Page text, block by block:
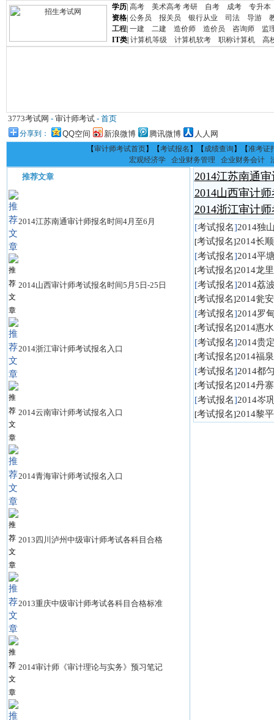
学历 高考 美术高考 考研 自考 成考
专升本
资格 公务员 报关员 银行从业 司法 导游
工程 一建 二建 造价师 造价员 咨询师
监
IT类 计算机等级 计算机软考 职称计算机 高
3773考试网 - 审计师考试 - 首页
分享到： QQ空间 新浪微博 腾讯微博 人人网
【审计师考试首页】【考试报名 】【 成绩查询 】【准考证
宏观经济学
企业财务管理 企业财务会计
推荐文章
2014江苏南通审计师报名时间4月至6月
2014山西审计师考试报名时间5月5日-25日
2014浙江审计师考试报名入口
2014云南审计师考试报名入口
2014青海审计师考试报名入口
2013四川泸州中级审计师考试各科目合格
2013重庆中级审计师考试各科目合格标准
2014审计师《审计理论与实务》预习笔记
2014江苏南通
2014山西审计
2014浙江审计
[考试报名]2014独
[考试报名]2014长
[考试报名]2014平
[考试报名]2014龙
[考试报名]2014荔
[考试报名]2014瓮
[考试报名]2014罗
[考试报名]2014惠
[考试报名]2014贵
[考试报名]2014福
[考试报名]2014都
[考试报名]2014丹
[考试报名]2014岑
[考试报名]2014黎